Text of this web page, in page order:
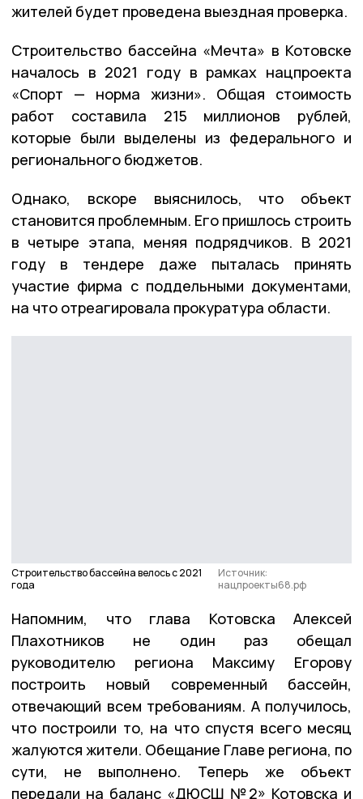
жителей будет проведена выездная проверка.
Строительство бассейна «Мечта» в Котовске
началось в 2021 году в рамках нацпроекта
«Спорт — норма жизни». Общая стоимость
работ составила 215 миллионов рублей,
которые были выделены из федерального и
регионального бюджетов.
Однако, вскоре выяснилось, что объект
становится проблемным. Его пришлось строить
в четыре этапа, меняя подрядчиков. В 2021
году в тендере даже пыталась принять
участие фирма с поддельными документами,
на что отреагировала прокуратура области.
Строительство бассейна велось с 2021
года
Источник:
нацпроекты68.рф
Напомним, что глава Котовска Алексей
Плахотников не один раз обещал
руководителю региона Максиму Егорову
построить новый современный бассейн,
отвечающий всем требованиям. А получилось,
что построили то, на что спустя всего месяц
жалуются жители. Обещание Главе региона, по
сути, не выполнено. Теперь же объект
передали на баланс «ДЮСШ №2» Котовска и